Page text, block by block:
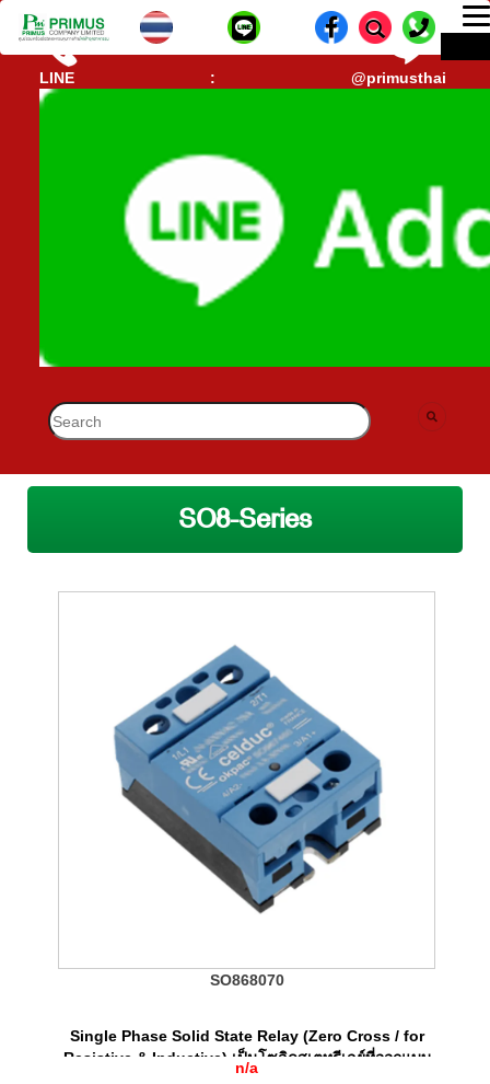
CALL CENTER : 02-693-7005 (40 คู่สาย)
lD-
LINE : @primusthai
SO8-Series
SO868070
Single Phase Solid State Relay (Zero Cross / for
Resistive & Inductive) เป็นโซลิดสเตทรีเลย์ที่ออกแบบ
n/a